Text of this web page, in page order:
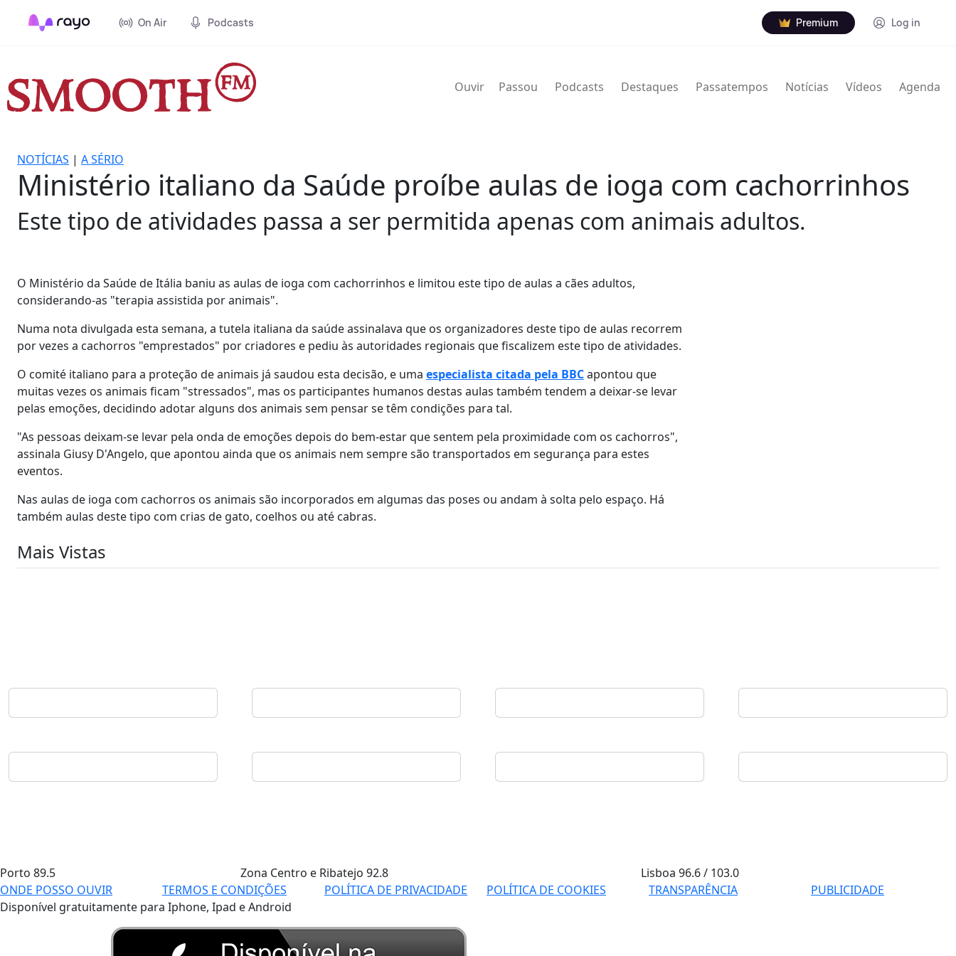
On Air Podcasts Premium Log in
Ouvir Passou Podcasts Destaques Passatempos Notícias Vídeos Agenda
NOTÍCIAS | A SÉRIO
Ministério italiano da Saúde proíbe aulas de ioga com cachorrinhos
Este tipo de atividades passa a ser permitida apenas com animais adultos.
O Ministério da Saúde de Itália baniu as aulas de ioga com cachorrinhos e limitou este tipo de aulas a cães adultos,
considerando-as "terapia assistida por animais".
Numa nota divulgada esta semana, a tutela italiana da saúde assinalava que os organizadores deste tipo de aulas recorrem
por vezes a cachorros "emprestados" por criadores e pediu às autoridades regionais que fiscalizem este tipo de atividades.
O comité italiano para a proteção de animais já saudou esta decisão, e uma especialista citada pela BBCapontou que
muitas vezes os animais ficam "stressados", mas os participantes humanos destas aulas também tendem a deixar-se levar
pelas emoções, decidindo adotar alguns dos animais sem pensar se têm condições para tal.
"As pessoas deixam-se levar pela onda de emoções depois do bem-estar que sentem pela proximidade com os cachorros",
assinala Giusy D'Angelo, que apontou ainda que os animais nem sempre são transportados em segurança para estes
eventos.
Nas aulas de ioga com cachorros os animais são incorporados em algumas das poses ou andam à solta pelo espaço. Há
também aulas deste tipo com crias de gato, coelhos ou até cabras.
Mais Vistas
Porto 89.5 Zona Centro e Ribatejo 92.8 Lisboa96.6 / 103.0
ONDE POSSO OUVIR
TERMOS E CONDIÇÕES POLÍTICA DE PRIVACIDADE POLÍTICA DE COOKIES TRANSPARÊNCIA
PUBLICIDADE
Disponível gratuitamente para Iphone, Ipad e Android